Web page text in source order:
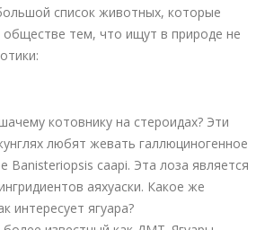
список животных, которые
обществе тем, что ищут в природе не
котовнику на стероидах? Эти
любят жевать галлюциногенное
Banisteriopsis caapi. Эта лоза является
аяхуаски. Какое же
интересует ягуара?